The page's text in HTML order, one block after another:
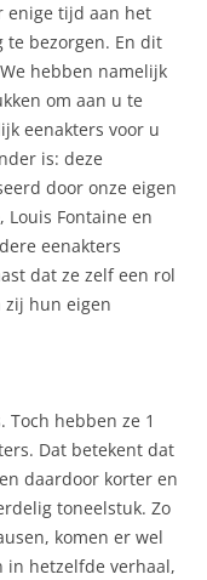
enige tijd aan het
te bezorgen. En dit
hebben namelijk
om aan u te
eenakters voor u
is: deze
door onze eigen
Louis Fontaine en
eenakters
dat ze zelf een rol
zij hun eigen
hebben ze 1
Dat betekent dat
daardoor korter en
toneelstuk. Zo
komen er wel
in hetzelfde verhaal,